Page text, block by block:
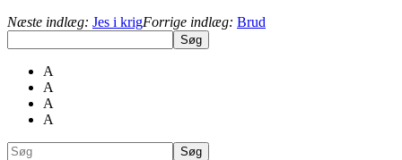
Næste indlæg: Jes i krigForrige indlæg: Brud
A
A
A
A